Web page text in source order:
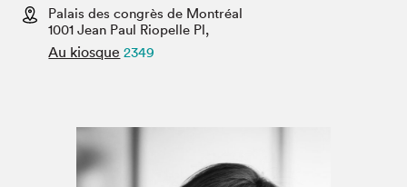
Espace médias
Palais des congrès de Montréal
1001 Jean Paul Riopelle Pl,
Au kiosque 2349